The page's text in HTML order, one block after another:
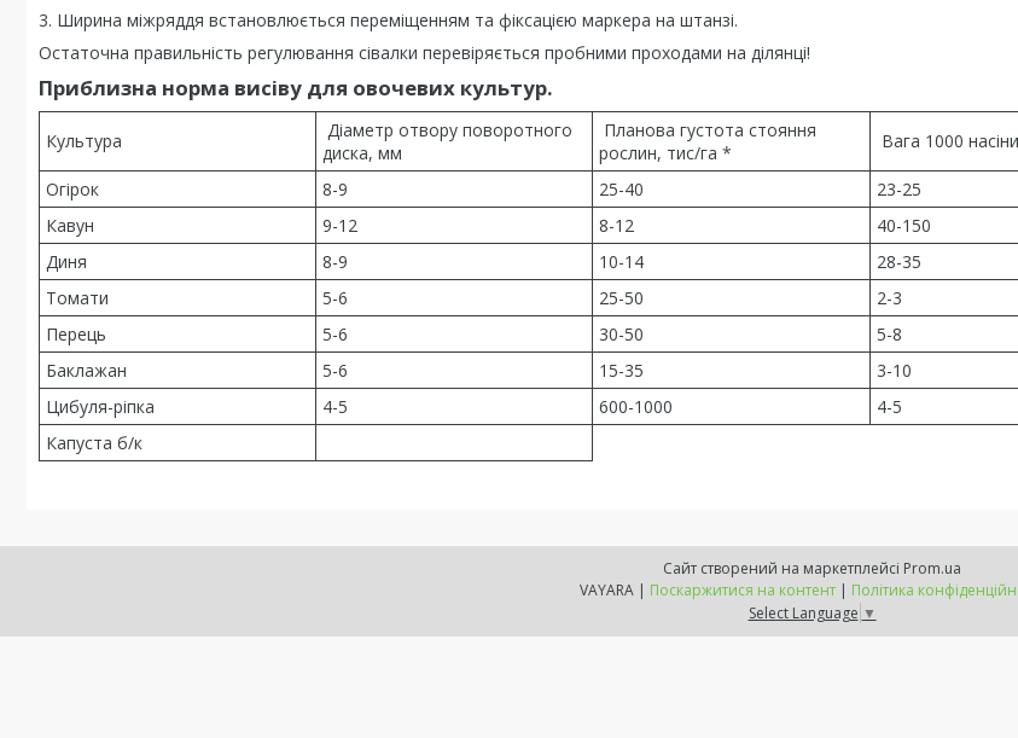
3. Ширина міжряддя встановлюється переміщенням та фіксацією маркера на штанзі.
Остаточна правильність регулювання сівалки перевіряється пробними проходами на ділянці!
Приблизна норма висіву для овочевих культур.
Культура
Діаметр отвору поворотного
диска, мм
Планова густота стояння
рослин, тис/га *
Вага 1000
Огірок 8-9 25-40
23-25
Кавун
9-12 8-12
40-150
Диня
8-9 10-14
28-35
Томати
5-6 25-50
2-3
Перець
5-6 30-50
5-8
Баклажан
5-6 15-35
3-10
Цибуля-ріпка
4-5 600-1000
4-5
Капуста б/к
Сайт створений на маркетплейсі Prom.ua
VAYARA | Поскаржитися на контент | Політика
Select Language ▼